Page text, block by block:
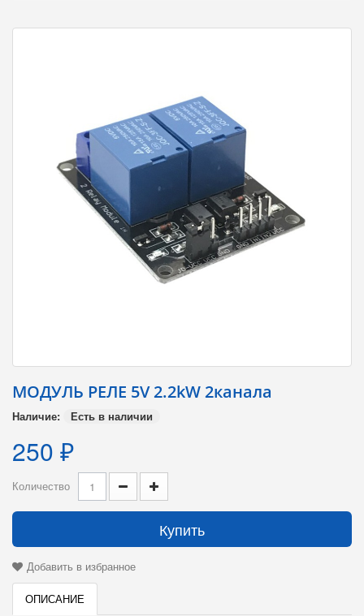
МОДУЛЬ РЕЛЕ 5V 2.2kW 2канала
Наличие: Есть в наличии
250 ₽
Количество
Купить
Добавить в избранное
ОПИСАНИЕ